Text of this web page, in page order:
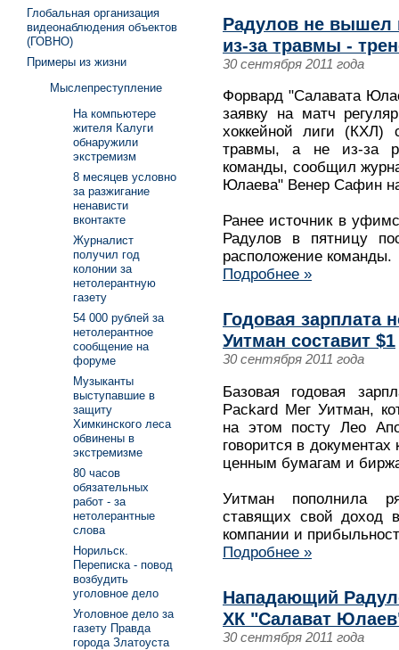
Радулов не вышел
из-за травмы -
30 сентября 2011 года
Форвард "Салавата
заявку на матч
хоккейной лиги (КХЛ)
травмы, а не из-за
команды, сообщил
Юлаева" Венер Сафин
Ранее источник в
Радулов в пятницу
расположение команды.
Подробнее »
Годовая зарплата
Уитман составит $1
30 сентября 2011 года
Базовая годовая
Packard Мег Уитман,
на этом посту Лео
говорится в
ценным бумагам и
Уитман пополнила
ставящих свой доход
компании и
Подробнее »
Нападающий
ХК "Салават
30 сентября 2011 года
Глобальная организация
видеонаблюдения объектов
(ГОВНО)
Примеры из жизни
Мыслепреступление
На компьютере
жителя Калуги
обнаружили
экстремизм
8 месяцев условно
за разжигание
ненависти
вконтакте
Журналист
получил год
колонии за
нетолерантную
газету
54 000 рублей за
нетолерантное
сообщение на
форуме
Музыканты
выступавшие в
защиту
Химкинского леса
обвинены в
экстремизме
80 часов
обязательных
работ - за
нетолерантные
слова
Норильск.
Переписка - повод
возбудить
уголовное дело
Уголовное дело за
газету Правда
города Златоуста